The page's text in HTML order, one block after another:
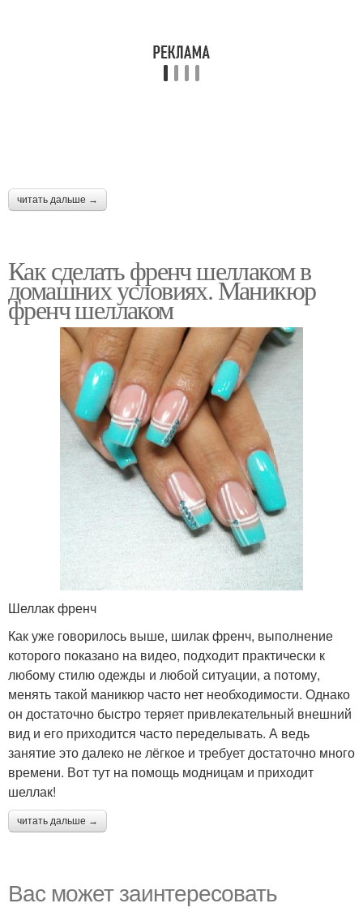
читать дальше →
Как сделать френч шеллаком в
домашних условиях. Маникюр
френч шеллаком
Шеллак френч
Как уже говорилось выше, шилак френч, выполнение
которого показано на видео, подходит практически к
любому стилю одежды и любой ситуации, а потому,
менять такой маникюр часто нет необходимости. Однако
он достаточно быстро теряет привлекательный внешний
вид и его приходится часто переделывать. А ведь
занятие это далеко не лёгкое и требует достаточно много
времени. Вот тут на помощь модницам и приходит
шеллак!
читать дальше →
Вас может заинтересовать